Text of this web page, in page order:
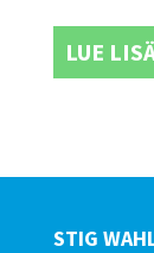
LUE
STIG